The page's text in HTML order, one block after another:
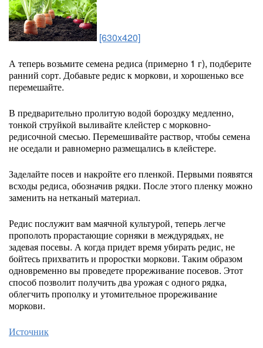
[630x420]
А теперь возьмите семена редиса (примерно 1 г), подберите
ранний сорт. Добавьте редис к моркови, и хорошенько все
перемешайте.
В предварительно пролитую водой бороздку медленно,
тонкой струйкой выливайте клейстер с морковно-
редисочной смесью. Перемешивайте раствор, чтобы семена
не оседали и равномерно размещались в клейстере.
Заделайте посев и накройте его пленкой. Первыми появятся
всходы редиса, обозначив рядки. После этого пленку можно
заменить на нетканый материал.
Редис послужит вам маячной культурой, теперь легче
прополоть прорастающие сорняки в междурядьях, не
задевая посевы. А когда придет время убирать редис, не
бойтесь прихватить и проростки моркови. Таким образом
одновременно вы проведете прореживание посевов. Этот
способ позволит получить два урожая с одного рядка,
облегчить прополку и утомительное прореживание
моркови.
Источник